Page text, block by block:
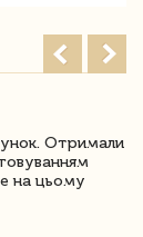
Отримали
на цьому